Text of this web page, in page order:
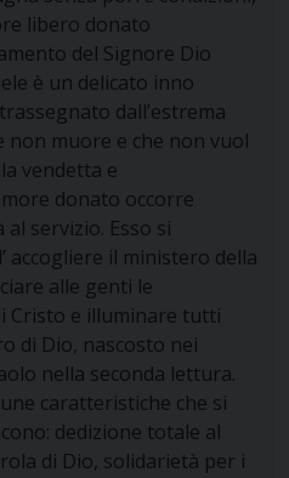
libero donato
del Signore Dio
è un delicato inno
dall’estrema
non muore e che non vuol
vendetta e
donato occorre
servizio. Esso si
accogliere il ministero della
alle genti le
Cristo e illuminare tutti
di Dio, nascosto nei
nella seconda lettura.
caratteristiche che si
dedizione totale al
di Dio, solidarietà per i